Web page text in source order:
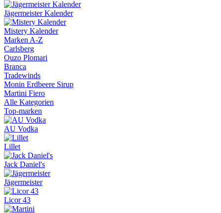
Jägermeister Kalender
Mistery Kalender
Marken A-Z
Carlsberg
Ouzo Plomari
Branca
Tradewinds
Monin Erdbeere Sirup
Martini Fiero
Alle Kategorien
Top-marken
AU Vodka
Lillet
Jack Daniel's
Jägermeister
Licor 43